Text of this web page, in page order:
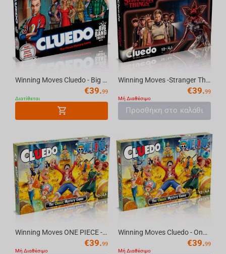
Winning Moves Cluedo - Big Bang Theory Board Game
€39.99
Διατίθεται
Winning Moves -Stranger Things- Cluedo Mystery Board Game English
€39.99
Μή Διαθέσιμο
Προσθήκη στο καλάθι
Winning Moves ONE PIECE - Cluedo Mystery Board Game [English]
€39.99
Μή Διαθέσιμο
Winning Moves Cluedo - One Piece English Game
€39.99
Μή Διαθέσιμο